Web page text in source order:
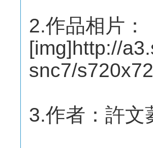
2.作品相片：
[img]http://
snc7/
3.作者：許文